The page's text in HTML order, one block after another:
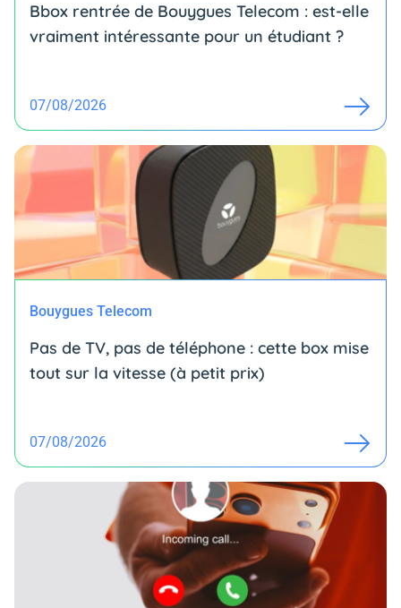
Bbox rentrée de Bouygues Telecom : est-elle
vraiment intéressante pour un étudiant ?
07/08/2026
Bouygues Telecom
Pas de TV, pas de téléphone : cette box mise
tout sur la vitesse (à petit prix)
07/08/2026